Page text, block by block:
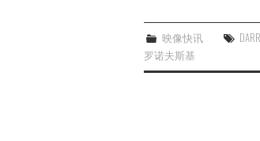
映像快讯
罗诺夫斯基